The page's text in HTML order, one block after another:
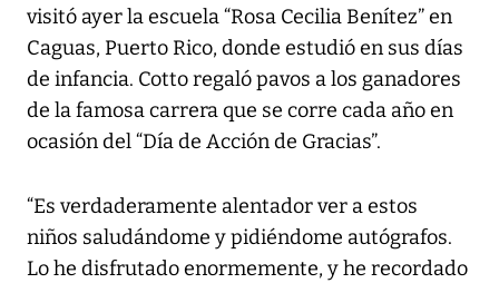
visitó ayer la escuela “Rosa Cecilia Benítez” en
Caguas, Puerto Rico, donde estudió en sus días
de infancia. Cotto regaló pavos a los ganadores
de la famosa carrera que se corre cada año en
ocasión del “Día de Acción de Gracias”.
“Es verdaderamente alentador ver a estos
niños saludándome y pidiéndome autógrafos.
Lo he disfrutado enormemente, y he recordado